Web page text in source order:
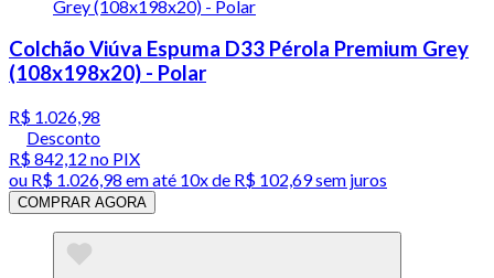
Colchão Viúva Espuma D33 Pérola Premium Grey
(108x198x20) - Polar
R$ 1.026,98
Desconto
R$ 842,12 no PIX
ou R$ 1.026,98 em até 10x de R$ 102,69 sem juros
COMPRAR AGORA